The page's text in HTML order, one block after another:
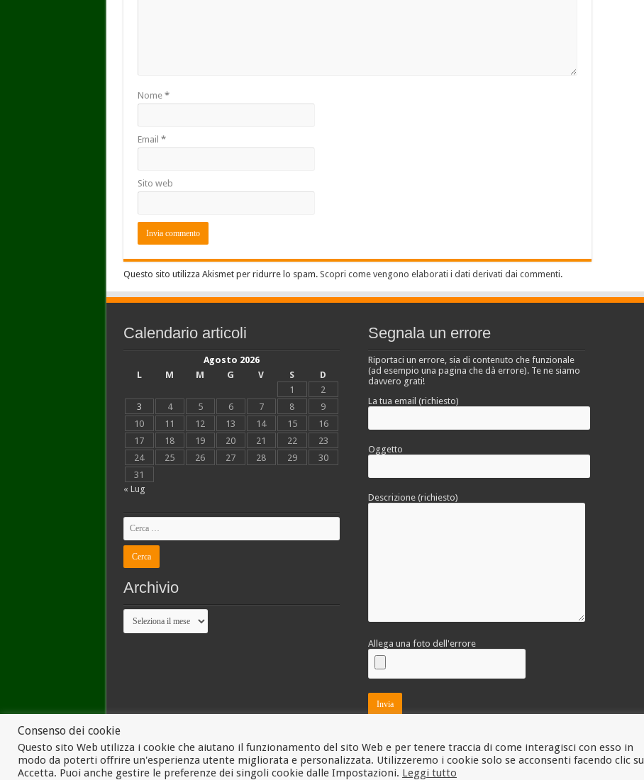
Nome *
Email *
Sito web
Questo sito utilizza Akismet per ridurre lo spam. Scopri come vengono elaborati i dati derivati dai commenti.
Calendario articoli
Agosto 2026
L
M M G V S
D
1
2
3
4 5 6 7 8
9
10
11 12 13 14 15
16
17
18 19 20 21 22
23
24
25 26 27 28 29
30
31
« Lug
Archivio
Archivio
Segnala un errore
Riportaci un errore, sia di contenuto che funzionale
(ad esempio una pagina che dà errore). Te ne siamo
davvero grati!
La tua email (richiesto)
Oggetto
Descrizione (richiesto)
Allega una foto dell'errore
© Copyright 2026, Tutti i diritti riservati
Consenso dei cookie
Questo sito Web utilizza i cookie che aiutano il funzionamento del sito Web e per tenere traccia di come interagisci con esso in
modo da poterti offrire un'esperienza utente migliorata e personalizzata. Utilizzeremo i cookie solo se acconsenti facendo clic su
Accetta. Puoi anche gestire le preferenze dei singoli cookie dalle Impostazioni. Leggi tutto